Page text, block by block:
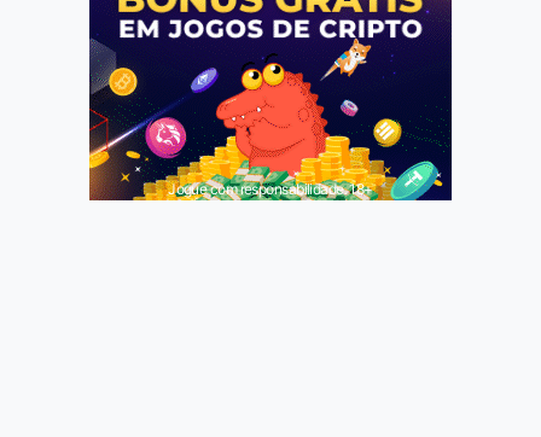
Jogue com responsabilidade. 18+